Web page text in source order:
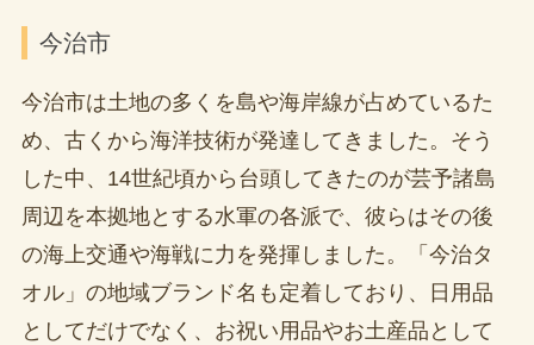
今治市
今治市は土地の多くを島や海岸線が占めているた
め、古くから海洋技術が発達してきました。そう
した中、14世紀頃から台頭してきたのが芸予諸島
周辺を本拠地とする水軍の各派で、彼らはその後
の海上交通や海戦に力を発揮しました。「今治タ
オル」の地域ブランド名も定着しており、日用品
としてだけでなく、お祝い用品やお土産品として